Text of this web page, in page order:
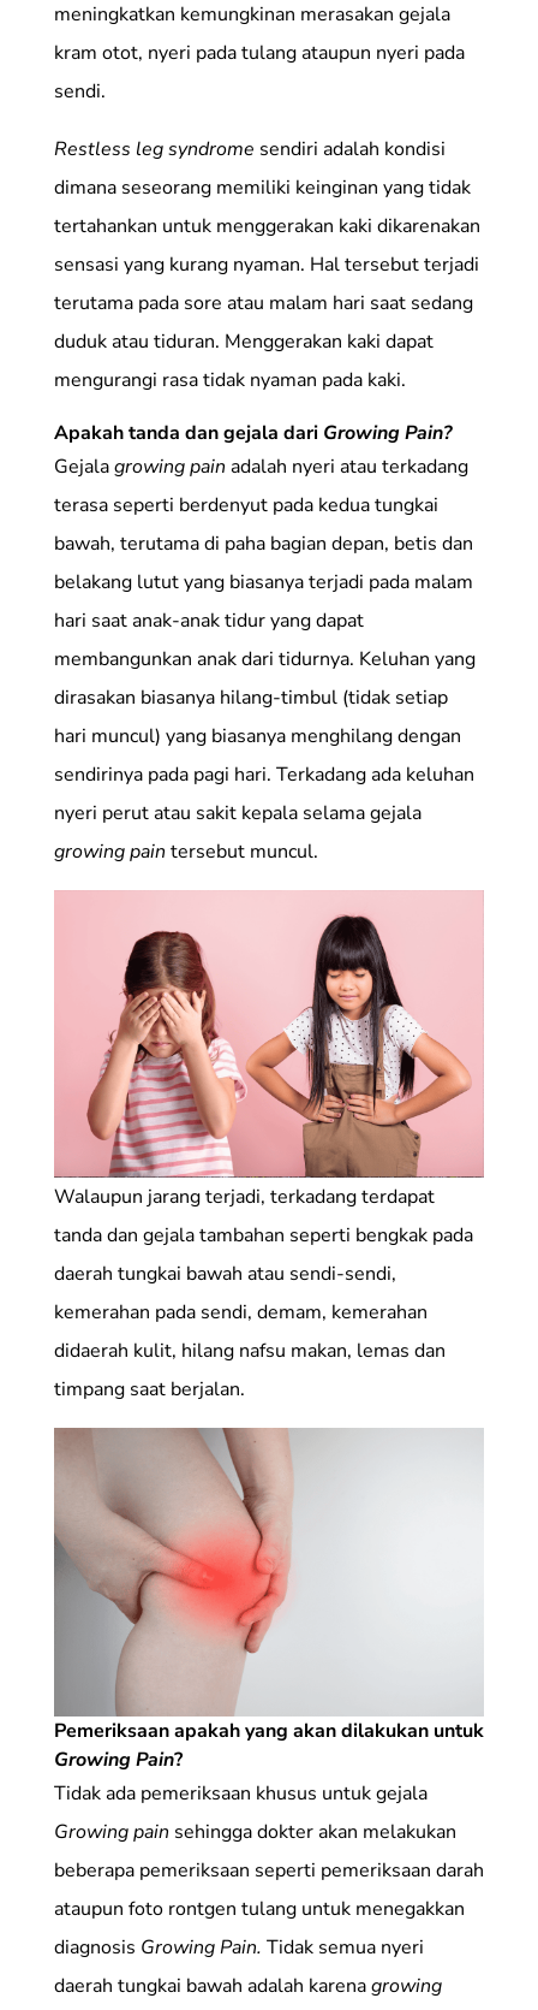
meningkatkan kemungkinan merasakan gejala
kram otot, nyeri pada tulang ataupun nyeri pada
sendi.
Restless leg syndrome sendiri adalah kondisi
dimana seseorang memiliki keinginan yang tidak
tertahankan untuk menggerakan kaki dikarenakan
sensasi yang kurang nyaman. Hal tersebut terjadi
terutama pada sore atau malam hari saat sedang
duduk atau tiduran. Menggerakan kaki dapat
mengurangi rasa tidak nyaman pada kaki.
Apakah tanda dan gejala dari Growing Pain?
Gejalagrowing pain adalah nyeri atau terkadang
terasa seperti berdenyut pada kedua tungkai
bawah, terutama di paha bagian depan, betis dan
belakang lutut yang biasanya terjadi pada malam
hari saat anak-anak tidur yang dapat
membangunkan anak dari tidurnya. Keluhan yang
dirasakan biasanya hilang-timbul (tidak setiap
hari muncul) yang biasanya menghilang dengan
sendirinya pada pagi hari. Terkadang ada keluhan
nyeri perut atau sakit kepala selama gejala
growing pain tersebut muncul.
Walaupun jarang terjadi, terkadang terdapat
tanda dan gejala tambahan seperti bengkak pada
daerah tungkai bawah atau sendi-sendi,
kemerahan pada sendi, demam, kemerahan
didaerah kulit, hilang nafsu makan, lemas dan
timpang saat berjalan.
Pemeriksaan apakah yang akan dilakukan untuk
Growing Pain?
Tidak ada pemeriksaan khusus untuk gejala
Growing pain sehingga dokter akan melakukan
beberapa pemeriksaan seperti pemeriksaan darah
ataupun foto rontgen tulang untuk menegakkan
diagnosis Growing Pain. Tidak semua nyeri
daerah tungkai bawah adalah karenagrowing